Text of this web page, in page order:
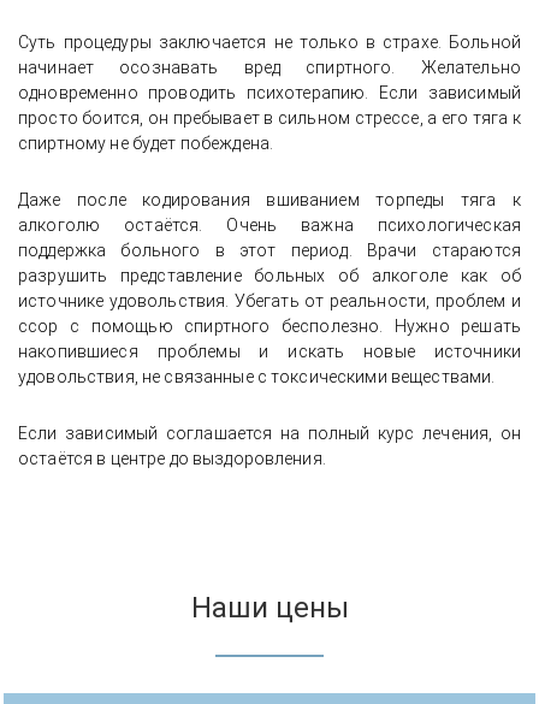
Суть процедуры заключается не только в страхе. Больной
начинает осознавать вред спиртного. Желательно
одновременно проводить психотерапию. Если зависимый
просто боится, он пребывает в сильном стрессе, а его тяга к
спиртному не будет побеждена.
Даже после кодирования вшиванием торпеды тяга к
алкоголю остаётся. Очень важна психологическая
поддержка больного в этот период. Врачи стараются
разрушить представление больных об алкоголе как об
источнике удовольствия. Убегать от реальности, проблем и
ссор с помощью спиртного бесполезно. Нужно решать
накопившиеся проблемы и искать новые источники
удовольствия, не связанные с токсическими веществами.
Если зависимый соглашается на полный курс лечения, он
остаётся в центре до выздоровления.
Наши цены